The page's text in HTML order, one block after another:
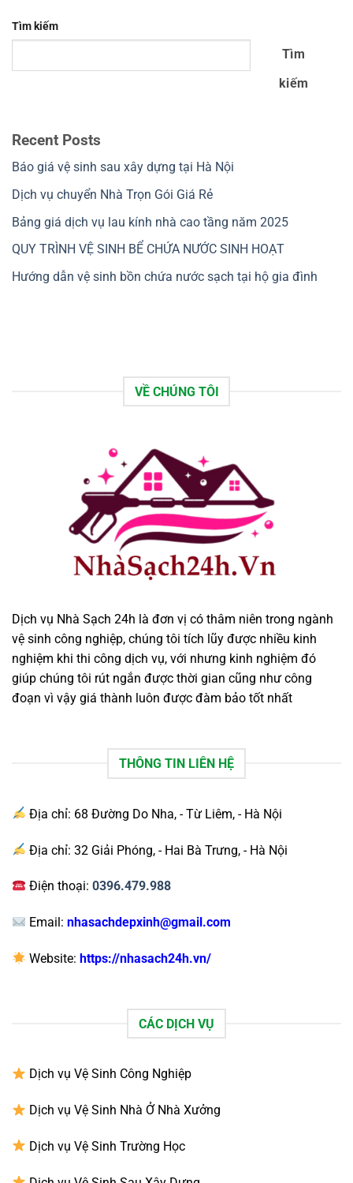
Tìm kiếm
Tìm
kiếm
Recent Posts
Báo giá vệ sinh sau xây dựng tại Hà Nội
Dịch vụ chuyển Nhà Trọn Gói Giá Rẻ
Bảng giá dịch vụ lau kính nhà cao tầng năm 2025
QUY TRÌNH VỆ SINH BỂ CHỨA NƯỚC SINH HOẠT
Hướng dẫn vệ sinh bồn chứa nước sạch tại hộ gia đình
VỀ CHÚNG TÔI
Dịch vụ Nhà Sạch 24h là đơn vị có thâm niên trong ngành
vệ sinh công nghiệp, chúng tôi tích lũy được nhiều kinh
nghiệm khi thi công dịch vụ, với nhưng kinh nghiệm đó
giúp chúng tôi rút ngắn được thời gian cũng như công
đoạn vì vậy giá thành luôn được đàm bảo tốt nhất
THÔNG TIN LIÊN HỆ
Địa chỉ: 68 Đường Do Nha, - Từ Liêm, - Hà Nội
Địa chỉ: 32 Giải Phóng, - Hai Bà Trưng, - Hà Nội
Điện thoại: 0396.479.988
Email: nhasachdepxinh@gmail.com
Website: https://nhasach24h.vn/
CÁC DỊCH VỤ
Dịch vụ Vệ Sinh Công Nghiệp
Dịch vụ Vệ Sinh Nhà Ở Nhà Xưởng
Dịch vụ Vệ Sinh Trường Học